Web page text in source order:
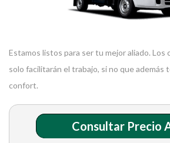
Estamos listos para ser tu mejor aliado. Los
solo facilitarán el trabajo, si no que además
confort.
Consultar Precio